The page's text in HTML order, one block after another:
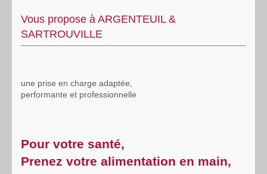
Vous propose à ARGENTEUIL &
SARTROUVILLE
une prise en charge adaptée,
performante et professionnelle
Pour votre santé,
Prenez votre alimentation en main,